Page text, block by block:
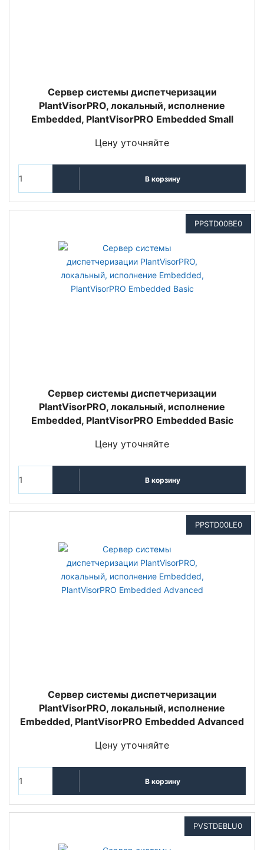
Сервер системы диспетчеризации
PlantVisorPRO, локальный, исполнение
Embedded, PlantVisorPRO Embedded Small
Цену уточняйте
В корзину
PPSTD00BE0
Сервер системы диспетчеризации
PlantVisorPRO, локальный, исполнение
Embedded, PlantVisorPRO Embedded Basic
Цену уточняйте
В корзину
PPSTD00LE0
Сервер системы диспетчеризации
PlantVisorPRO, локальный, исполнение
Embedded, PlantVisorPRO Embedded Advanced
Цену уточняйте
В корзину
PVSTDEBLU0